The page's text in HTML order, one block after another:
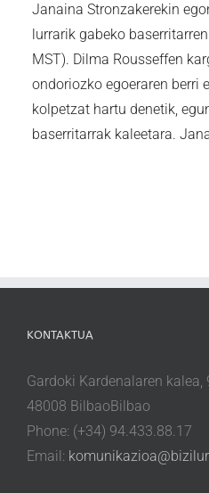
Janaina Stronzakerekin
lurrarik gabeko
MST). Dilma Rousseffen
ondoriozko egoeraren berri
kolpetzat hartu denetik,
baserritarrak kaleetara.
KONTAKTUA
Gardoki Kardenalaren kalea,
48008 BilbaoBilbao
Phone: (+34) 94.433.88.17
Email: